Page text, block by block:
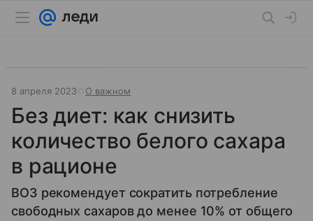
8 апреля 2023 О важном
Без диет: как снизить
количество белого сахара
в рационе
ВОЗ рекомендует сократить потребление
свободных сахаров до менее 10% от общего